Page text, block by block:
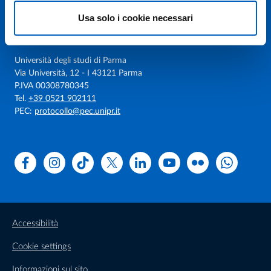
Usa solo i cookie necessari
Università degli studi di Parma
Via Università, 12 - I 43121 Parma
P.IVA 00308780345
Tel. +39 0521 902111
PEC: protocollo@pec.unipr.it
FacebookInstagramTikTok X LinkedinYoutubeFlickr
Accessibilità
Cookie settings